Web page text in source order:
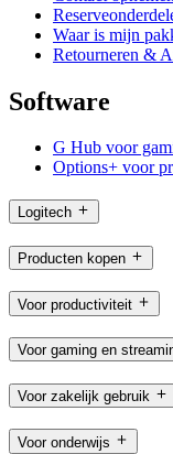
Waar is mijn
Retourneren &
Software
G Hub voor
Options+ voor
Logitech
Producten kopen
Voor productiviteit
Voor gaming en
Voor zakelijk gebruik
Voor onderwijs